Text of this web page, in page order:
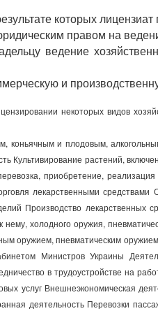
которых
правом на
ведение
и
некоторых видов
коньячным и плодовым,
Культивирование растений,
приобретение,
лекарственными
Производство
нему, холодного оружия,
оружием, пневматическим
Министров Украины
в трудоустройстве на
услуг Внешнеэкономическая
деятельность Перевозки